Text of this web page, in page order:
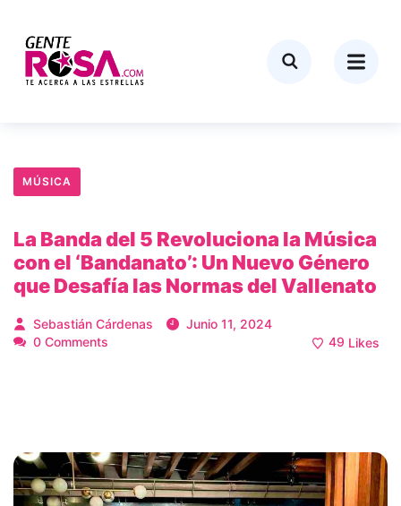
MÚSICA
La Banda del 5 Revoluciona la Música
con el ‘Bandanato’: Un Nuevo Género
que Desafía las Normas del Vallenato
Sebastián Cárdenas
Junio 11, 2024
0 Comments
49 Likes